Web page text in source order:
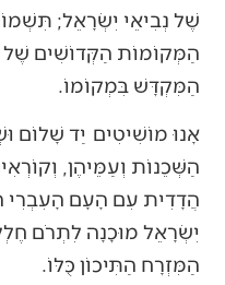
שֶׁל נְבִיאֵי יִשְׂרָאֵל;
הַמְּקוֹמוֹת הַקְּדוֹשִׁים
הַמִּקְדָּשׁ בִּמְקוֹמוֹ.
אָנוּ מוֹשִׁיטִים יַד שָׁלוֹם
הַשְּׁכֵנוֹת וְעַמֵּיהֶן,
הֲדָדִית עִם הָעָם הָעִבְרִי
יִשְׂרָאֵל מוּכָנָה לִתְרֹם
הַמִּזְרָח הַתִּיכוֹן כֻּלּוֹ.